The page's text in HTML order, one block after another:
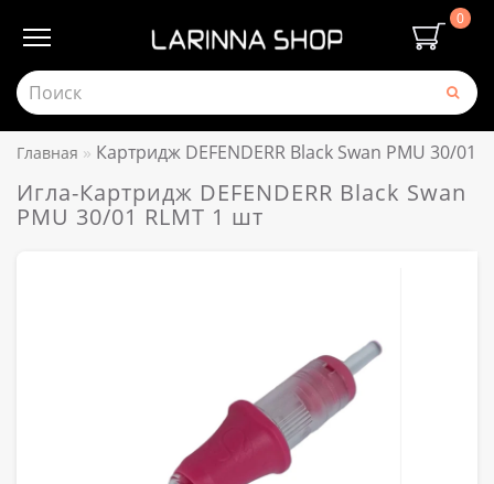
0
Главная Картридж DEFENDERR Black Swan PMU 30/01
Игла-Картридж DEFENDERR Black Swan
PMU 30/01 RLMT 1 шт